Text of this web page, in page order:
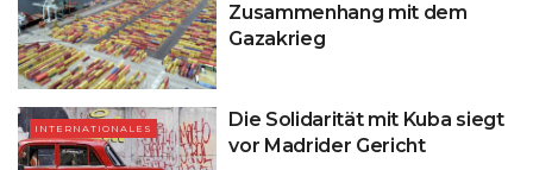
Zusammenhang mit dem
Gazakrieg
INTERNATIONALES
Die Solidarität mit Kuba siegt
vor Madrider Gericht